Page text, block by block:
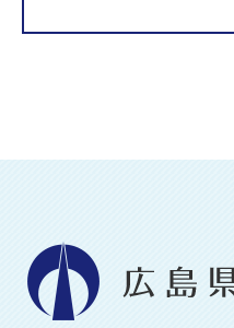
広
島